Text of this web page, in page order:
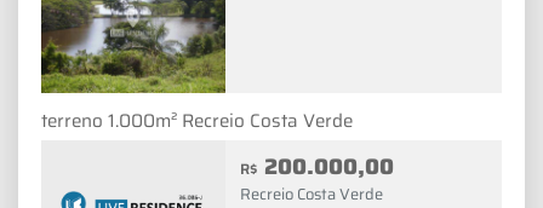
terreno 1.000m² Recreio Costa Verde
R$ 200.000,00
Recreio Costa Verde